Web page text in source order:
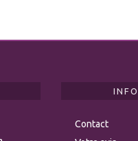
Contact